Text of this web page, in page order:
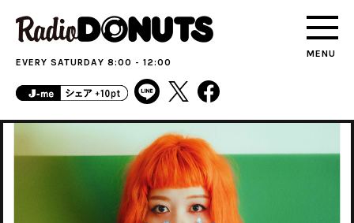
MENU
EVERY SATURDAY 8:00 - 12:00